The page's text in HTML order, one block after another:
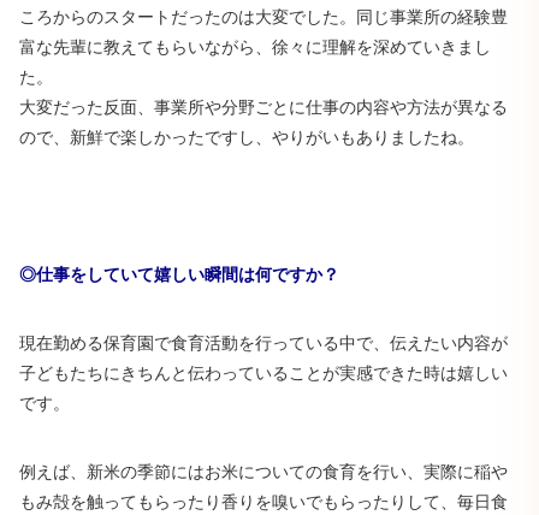
ころからのスタートだったのは大変でした。同じ事業所の経験豊
富な先輩に教えてもらいながら、徐々に理解を深めていきまし
た。
大変だった反面、事業所や分野ごとに仕事の内容や方法が異なる
ので、新鮮で楽しかったですし、やりがいもありましたね。
◎仕事をしていて嬉しい瞬間は何ですか？
現在勤める保育園で食育活動を行っている中で、伝えたい内容が
子どもたちにきちんと伝わっていることが実感できた時は嬉しい
です。
例えば、新米の季節にはお米についての食育を行い、実際に稲や
もみ殻を触ってもらったり香りを嗅いでもらったりして、毎日食